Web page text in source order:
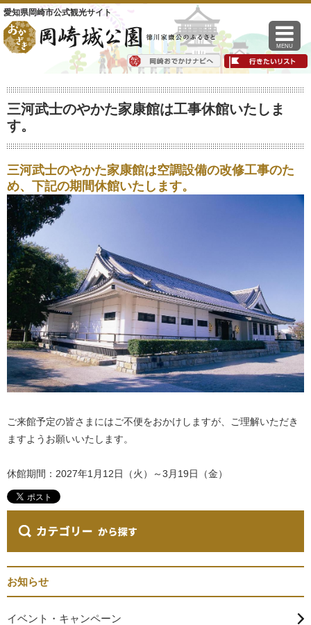
愛知県岡崎市公式観光サイト
MENU
三河武士のやかた家康館は工事休館いたしま
す。
三河武士のやかた家康館は空調設備の改修工事のた
め、下記の期間休館いたします。
ご来館予定の皆さまにはご不便をおかけしますが、ご理解いただき
ますようお願いいたします。
休館期間：2027年1月12日（火）～3月19日（金）
お知らせ
イベント・キャンペーン